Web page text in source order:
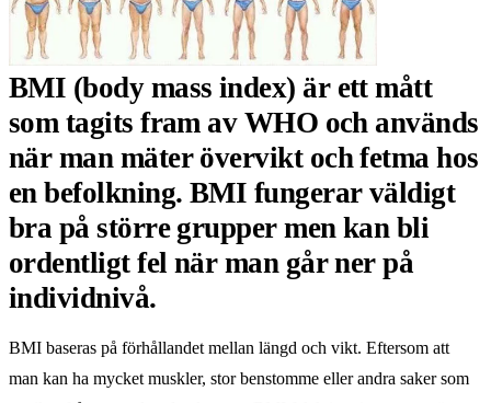
BMI (body mass index) är ett mått
som tagits fram av WHO och används
när man mäter övervikt och fetma hos
en befolkning. BMI fungerar väldigt
bra på större grupper men kan bli
ordentligt fel när man går ner på
individnivå.
BMI baseras på förhållandet mellan längd och vikt. Eftersom att
man kan ha mycket muskler, stor benstomme eller andra saker som